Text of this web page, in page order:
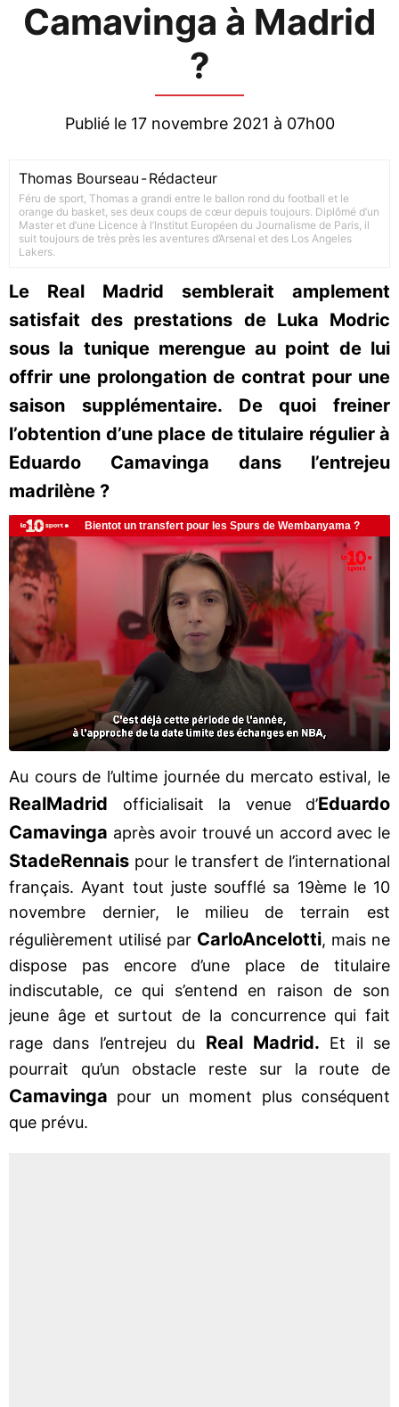
Camavinga à Madrid
?
Publié le 17 novembre 2021 à 07h00
Thomas Bourseau -Rédacteur
Féru de sport, Thomas a grandi entre le ballon rond du football et le
orange du basket, ses deux coups de cœur depuis toujours. Diplômé d’un
Master et d’une Licence à l’Institut Européen du Journalisme de Paris, il
suit toujours de très près les aventures d’Arsenal et des Los Angeles
Lakers.
Le Real Madrid semblerait amplement
satisfait des prestations de Luka Modric
sous la tunique merengue au point de lui
offrir une prolongation de contrat pour une
saison supplémentaire. De quoi freiner
l’obtention d’une place de titulaire régulier à
Eduardo Camavinga dans l’entrejeu
madrilène ?
Au cours de l’ultime journée du mercato estival, le
RealMadrid officialisait la venue d’Eduardo
Camavinga après avoir trouvé un accord avec le
StadeRennais pour le transfert de l’international
français. Ayant tout juste soufflé sa 19ème le 10
novembre dernier, le milieu de terrain est
régulièrement utilisé par CarloAncelotti, mais ne
dispose pas encore d’une place de titulaire
indiscutable, ce qui s’entend en raison de son
jeune âge et surtout de la concurrence qui fait
rage dans l’entrejeu du Real Madrid. Et il se
pourrait qu’un obstacle reste sur la route de
Camavinga pour un moment plus conséquent
que prévu.